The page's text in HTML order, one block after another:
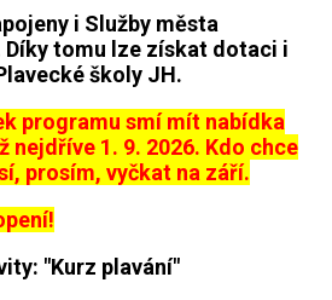
i Služby města
tomu lze získat dotaci i
školy JH.
programu smí mít nabídka
nejdříve 1. 9. 2026. Kdo chce
prosím, vyčkat na září.
"Kurz plavání"